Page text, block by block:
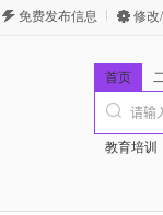
免费发布信息 修改
首页
教育培训